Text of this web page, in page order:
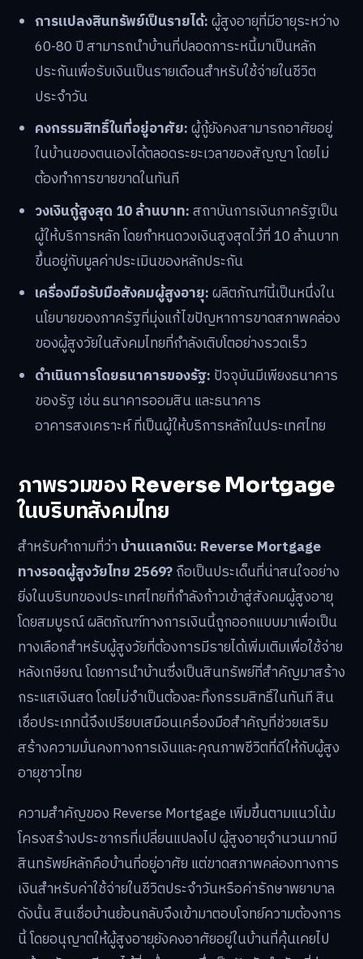
การแปลงสินทรัพย์เป็นรายได้:ผู้สูงอายุที่มีอายุระหว่าง
60-80 ปี สามารถนำบ้านที่ปลอดภาระหนี้มาเป็นหลัก
ประกันเพื่อรับเงินเป็นรายเดือนสำหรับใช้จ่ายในชีวิต
ประจำวัน
คงกรรมสิทธิ์ในที่อยู่อาศัย:ผู้กู้ยังคงสามารถอาศัยอยู่
ในบ้านของตนเองได้ตลอดระยะเวลาของสัญญา โดยไม่
ต้องทำการขายขาดในทันที
วงเงินกู้สูงสุด 10 ล้านบาท:สถาบันการเงินภาครัฐเป็น
ผู้ให้บริการหลัก โดยกำหนดวงเงินสูงสุดไว้ที่ 10 ล้านบาท
ขึ้นอยู่กับมูลค่าประเมินของหลักประกัน
เครื่องมือรับมือสังคมผู้สูงอายุ:ผลิตภัณฑ์นี้เป็นหนึ่งใน
นโยบายของภาครัฐที่มุ่งแก้ไขปัญหาการขาดสภาพคล่อง
ของผู้สูงวัยในสังคมไทยที่กำลังเติบโตอย่างรวดเร็ว
ดำเนินการโดยธนาคารของรัฐ: ปัจจุบันมีเพียงธนาคาร
ของรัฐ เช่น ธนาคารออมสิน และธนาคาร
อาคารสงเคราะห์ ที่เป็นผู้ให้บริการหลักในประเทศไทย
ภาพรวมของ Reverse Mortgage
ในบริบทสังคมไทย
สำหรับคำถามที่ว่า บ้านแลกเงิน: Reverse Mortgage
ทางรอดผู้สูงวัยไทย 2569?ถือเป็นประเด็นที่น่าสนใจอย่าง
ยิ่งในบริบทของประเทศไทยที่กำลังก้าวเข้าสู่สังคมผู้สูงอายุ
โดยสมบูรณ์ ผลิตภัณฑ์ทางการเงินนี้ถูกออกแบบมาเพื่อเป็น
ทางเลือกสำหรับผู้สูงวัยที่ต้องการมีรายได้เพิ่มเติมเพื่อใช้จ่าย
หลังเกษียณ โดยการนำบ้านซึ่งเป็นสินทรัพย์ที่สำคัญมาสร้าง
กระแสเงินสด โดยไม่จำเป็นต้องละทิ้งกรรมสิทธิ์ในทันที สิน
เชื่อประเภทนี้จึงเปรียบเสมือนเครื่องมือสำคัญที่ช่วยเสริม
สร้างความมั่นคงทางการเงินและคุณภาพชีวิตที่ดีให้กับผู้สูง
อายุชาวไทย
ความสำคัญของ Reverse Mortgage เพิ่มขึ้นตามแนวโน้ม
โครงสร้างประชากรที่เปลี่ยนแปลงไป ผู้สูงอายุจำนวนมากมี
สินทรัพย์หลักคือบ้านที่อยู่อาศัย แต่ขาดสภาพคล่องทางการ
เงินสำหรับค่าใช้จ่ายในชีวิตประจำวันหรือค่ารักษาพยาบาล
ดังนั้น สินเชื่อบ้านย้อนกลับจึงเข้ามาตอบโจทย์ความต้องการ
นี้ โดยอนุญาตให้ผู้สูงอายุยังคงอาศัยอยู่ในบ้านที่คุ้นเคยไป